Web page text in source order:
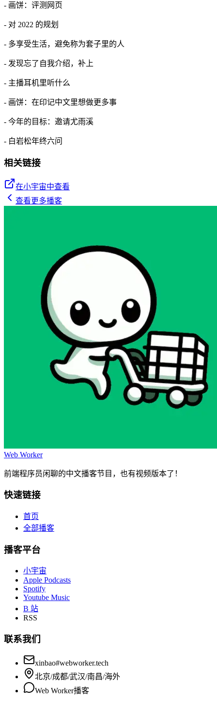
- 画饼：评测网页
- 对 2022 的规划
- 多享受生活，避免称为套子里的人
- 发现忘了自我介绍，补上
- 主播耳机里听什么
- 画饼：在印记中文里想做更多事
- 今年的目标：邀请尤雨溪
- 白岩松年终六问
相关链接
在小宇宙中查看
查看更多播客
Web Worker
前端程序员闲聊的中文播客节目，也有视频版本了！
快速链接
首页
全部播客
播客平台
小宇宙
Apple Podcasts
Spotify
Youtube Music
B 站
RSS
联系我们
xinbao#webworker.tech
北京/成都/武汉/南昌/海外
Web Worker播客